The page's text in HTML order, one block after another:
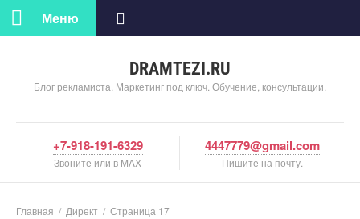
DRAMTEZI.RU
Блог рекламиста. Маркетинг под ключ. Обучение, консультации.
Меню
+7-918-191-6329
Звоните или в MAX
4447779@gmail.com
Пишите на почту.
Главная / Директ / Страница 17